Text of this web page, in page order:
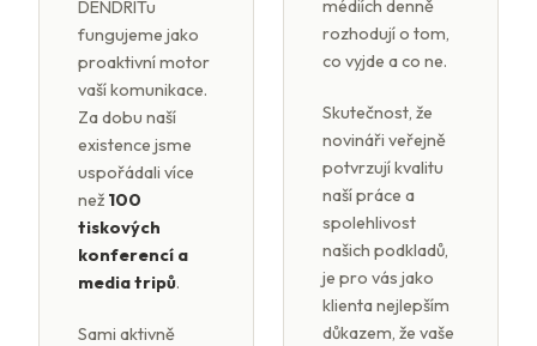
DENDRITu
fungujeme jako
proaktivní motor
vaší komunikace.
Za dobu naší
existence jsme
uspořádali více
než 100
tiskových
konferencí a
media tripů.
Sami aktivně
médiích denně
rozhodují o tom,
co vyjde a co ne.
Skutečnost, že
novináři veřejně
potvrzují kvalitu
naší práce a
spolehlivost
našich podkladů,
je pro vás jako
klienta nejlepším
důkazem, že vaše